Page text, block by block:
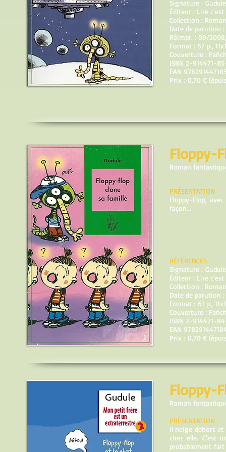
Signature : Gudule
Éditeur : Lire
Collection : Roman
Date de parution
Réimpr. : 09/
Format : 57 p.,
Couverture :
ISBN 2-914471-
EAN
Prix : 0,70 €
Floppy-
Roman
PRÉSENTATION
Floppy-Flop,
façon...
RÉFÉRENCES
Signature : Gudule
Éditeur : Lire
Collection : Roman
Date de parution
Format : 61 p.,
Couverture :
ISBN 2-914471-
EAN
Prix : 0,70 €
Floppy-
Roman
PRÉSENTATION
Il neige dehors
chez elle. C'est
probablement fait